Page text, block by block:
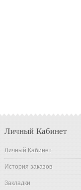
Личный Кабинет
Личный Кабинет
История заказов
Закладки